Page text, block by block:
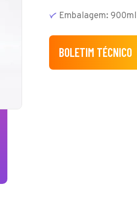
Embalagem: 900ml
BOLETIM TÉCNICO